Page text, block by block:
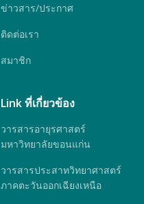
ข่าวสาร/ประกาศ
ติดต่อเรา
สมาชิก
Link ที่เกี่ยวข้อง
วารสารอายุรศาสตร์
มหาวิทยาลัยขอนแก่น
วารสารประสาทวิทยาศาสตร์
ภาคตะวันออกเฉียงเหนือ